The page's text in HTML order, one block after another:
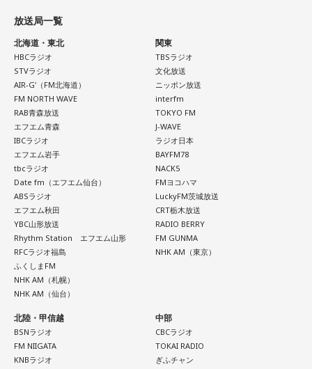
※ライブの詳細は公式サイトをご確認ください
＜かつしかトリオ プロフィール＞
2021年、初期CASIOPEAに在籍した櫻井哲夫（Ba）、神保 彰
（Dr）、向谷 実（Key）によって結成。2022年に配信された
新曲はiTunes Storeジャズチャート1位を獲得し、全国7か所
のホールツアーは各地で大きな熱狂をもって迎えられた。
2023年、オリジナル1stアルバム『M.R.I_ミライ』を発表。先
行配信したタイトル曲も連続してジャズチャート1位となり、
3度目の全国ツアーはソールドアウト続出。2024年、さらに
突き抜けたサウンドで構築された2ndアルバム『ウチュウノ
アバレンボー』をリリース。それに伴うホールツアーは前回
を大きく上回る動員を記録した。
そして2025年秋には巨匠ドン・マレーをエンジニアに迎えた
LAレコーディングによる3rdアルバム『“Organic” feat. LA
Strings』をリリース。続いておこなわれたツアーも大盛況の
うちに幕を閉じた。続く2026年は台北、ソウルで初の海外公
演を開催。大熱狂の観客はワールドワイドの人気を裏付ける
ものとなった。
が計画 / katawara / KamiCat / Khamai Leon / カライドスコ
ープ / 川後陽菜 & YONAKA Band / CAT ATE HOTDOGS / 極
東飯店 / Gill Snatch / QOOPIE / Good Grief / Cloudy / 海月に
さされたら / CRAZY BLUES / KeNN / 幻想痛 / Kono / 古墳シ
スターズ / komsume / コロブチカ / ザ・あどばん / THE
JAPANESE PRIDE / SATOH / SABOTEMPLE / さゆに！ /
Sundae May Club / gb / SherLock / 終活クラブ / Shom / 水
平線 / スーパー登山部 / SUKEROQUE / ステレオドロシー /
The Slumbers / Sezko / TiDE / 大東まみ / 台所きっちん /
CheChe / 月追う彼方 / 月と徒花 / Daisycall / DeNeel / デビ
ューまでスラストンズ / Telepathy / Doona / '97,Kids / なき
ごと / Natsudaidai / 名無し之太郎 / Nape / ねぎ塩豚丼 /
No.MEN / PAIL OUT / パキルカ / ハク。 / バチカン市国に愛
されたい / PULPS / 板歯目 / ひおり / 日乃まそら / Viewtrade
/ First Love is Never Returned / フジタカコ / Black petrol /
Fluffy / BlueVeil / Baby Canta / BESPER / berry meet /
HONEBONE / MĀRAJAQK / まおた / maya twiggy / めっちゃ
美人 / メリクレット / 望月ヒナタ / 山合圭吾 / 山本大斗 / 吉凶
わからず、 / Yobahi / LAZWARD PIANO / ラナメリサ /
KING OF ROOKIE / 佐久間龍星 / TheΣ / 札幌某所 / THE
HAMIDA SHE'S / the bercedes menz / さらさ (Band Set) /
三四少女 / She Side Ship / Jene / chef's / Ciely / シトナユイ
/ 至福ぽんちょ / SYAYOS / 13.3g / Jonah / 杉本ラララ / 鈴木
実貴子ズ / スパノヴァ特急 / speel plaats / 3markets[ ] / セ
カンドバッカー / セブンス・ベガ / Chimothy→ / ちゃくら /
チョーキューメイ / D’ypcys / Tyrkouaz / テレビ大陸音頭 /
Togoz / tonerico / ドミノンストップ / 中島寂 / ニューアヤカ
/ NEK! / ネ★ナイト / Bye-Bye-Handの方程式 / Pastel Tang
Club / パスピエ / harha / HALLEY / Hello Hello / Be my Girl
/ ピストン少女 / HIKKA / 秘めごと / ひゅ〜どろん / POOLS /
FUJIBASE / BLACK BERRY TIMES / a frankenlouie / ブラン
デー戦記 / フリージアン / Voice Connect / the Po / bokula. /
PompadollS / Massclub / まつむら かなう / 丸山純奈 / ミー
マイナー / MisiiN / 皆川溺集合体 / mibuki / muk / Maverick
ドロシー / 808 / yummy'g / 『ユイカ』 / 夕方と猫 / YU’S
(ex.YUTORI-SEDAI) / yutori / 揺らいで凪 / 「夜と同時に、動
き出す。」 / Rip van cats / RIP DISHONOR / リュベンス /
徹底調査！ 8月19日発売の68thシングル『好きish』について
選抜メンバー・新井彩永が曲の聴きどころ、すでに再生回数
が700万回を超えたMVの内容について語るほか、行天優莉奈
が参加しているカップリング曲『渦の巻き方』についても詳
しく伺います。行天優莉奈が今年3月まで活動していた
「KLP48」時代のエピソードも大公開！ このほか、9月26日
（土）・27日（日）にKアリーナ横浜で開催される「THREE
CONCEPTS LIVE」の詳細情報などAKB48情報満載の30分で
す！
解説は、日本経済新聞客員編集委員の鈴木亮、進行はフリー
アナウンサーの栗林さみ。
放送局一覧
北海道・東北
HBCラジオ
STVラジオ
AIR-G'（FM北海道）
FM NORTH WAVE
RAB青森放送
エフエム青森
IBCラジオ
エフエム岩手
tbcラジオ
Date fm（エフエム仙台）
ABSラジオ
エフエム秋田
YBC山形放送
Rhythm Station エフエム山形
RFCラジオ福島
ふくしまFM
NHK AM（札幌）
NHK AM（仙台）
関東
TBSラジオ
文化放送
ニッポン放送
interfm
TOKYO FM
J-WAVE
ラジオ日本
BAYFM78
NACK5
FMヨコハマ
LuckyFM茨城放送
CRT栃木放送
RADIO BERRY
FM GUNMA
NHK AM（東京）
北陸・甲信越
BSNラジオ
FM NIIGATA
KNBラジオ
中部
CBCラジオ
TOKAI RADIO
ぎふチャン